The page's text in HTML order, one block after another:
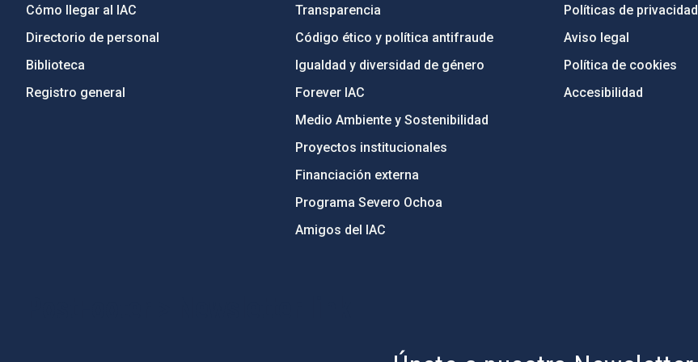
Cómo llegar al IAC
Directorio de personal
Biblioteca
Registro general
Transparencia
Código ético y política antifraude
Igualdad y diversidad de género
Forever IAC
Medio Ambiente y Sostenibilidad
Proyectos institucionales
Financiación externa
Programa Severo Ochoa
Amigos del IAC
Políticas de privacidad
Aviso legal
Política de cookies
Accesibilidad